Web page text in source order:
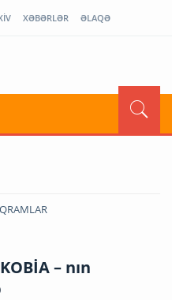
XƏBƏRLƏR ƏLAQƏ
– nın